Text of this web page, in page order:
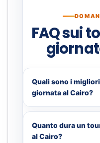
FAQ sui
Quali sono i
giornata al Cairo?
Quanto dura un
al Cairo?